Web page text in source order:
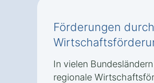
Förderungen
In vielen
regionale